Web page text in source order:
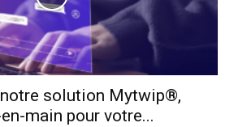
notre solution Mytwip®,
main pour votre...